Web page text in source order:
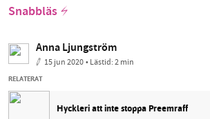
Snabbläs
Anna Ljungström
15 jun 2020• Lästid:2 min
RELATERAT
Hyckleri att inte stoppa Preemraff